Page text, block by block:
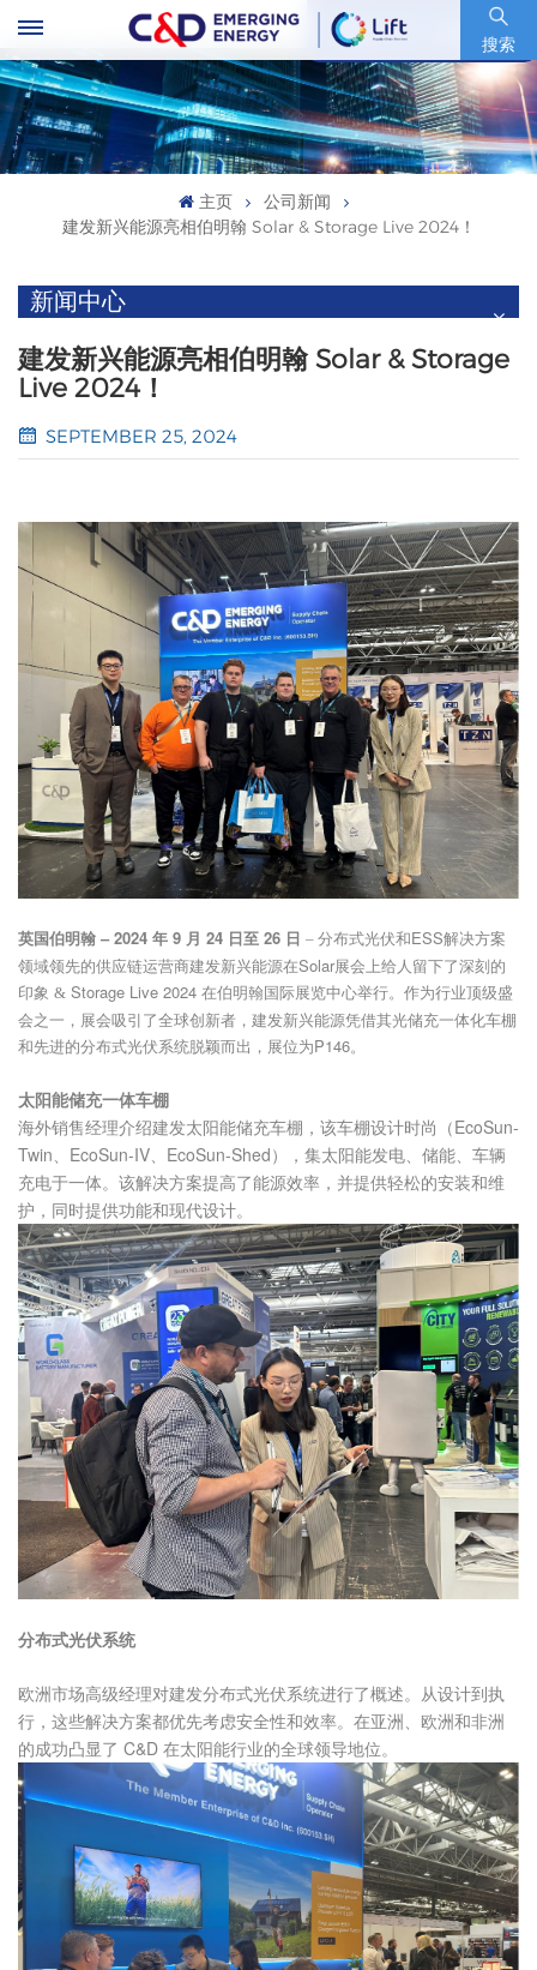
搜索
股票代码 : 600153.SH
主页
公司新闻
建发新兴能源亮相伯明翰 Solar & Storage Live 2024！
新闻中心
建发新兴能源亮相伯明翰 Solar & Storage
Live 2024！
SEPTEMBER 25, 2024
英国伯明翰 – 2024 年 9 月 24 日至 26 日 – 分布式光伏和ESS解决方案
领域领先的供应链运营商建发新兴能源在Solar展会上给人留下了深刻的
印象 & Storage Live 2024 在伯明翰国际展览中心举行。作为行业顶级盛
会之一，展会吸引了全球创新者，建发新兴能源凭借其光储充一体化车棚
和先进的分布式光伏系统脱颖而出，展位为P146。
太阳能储充一体车棚
海外销售经理介绍建发太阳能储充车棚，该车棚设计时尚（EcoSun-
Twin、EcoSun-IV、EcoSun-Shed），集太阳能发电、储能、车辆
充电于一体。该解决方案提高了能源效率，并提供轻松的安装和维
护，同时提供功能和现代设计。
分布式光伏系统
欧洲市场高级经理对建发分布式光伏系统进行了概述。从设计到执
行，这些解决方案都优先考虑安全性和效率。在亚洲、欧洲和非洲
的成功凸显了 C&D 在太阳能行业的全球领导地位。